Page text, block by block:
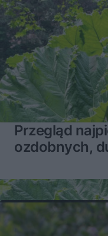
Przegląd
ozdobnych,